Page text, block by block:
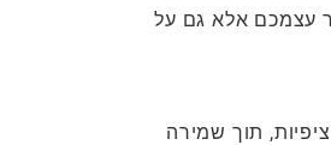
עצמכם אלא גם על
תוך שמירה